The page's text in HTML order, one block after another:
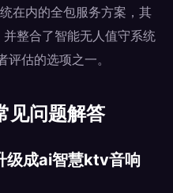
在内的全包服务方案，其
整合了智能无人值守系统
估的选项之一。
见问题解答
级成ai智慧ktv音响